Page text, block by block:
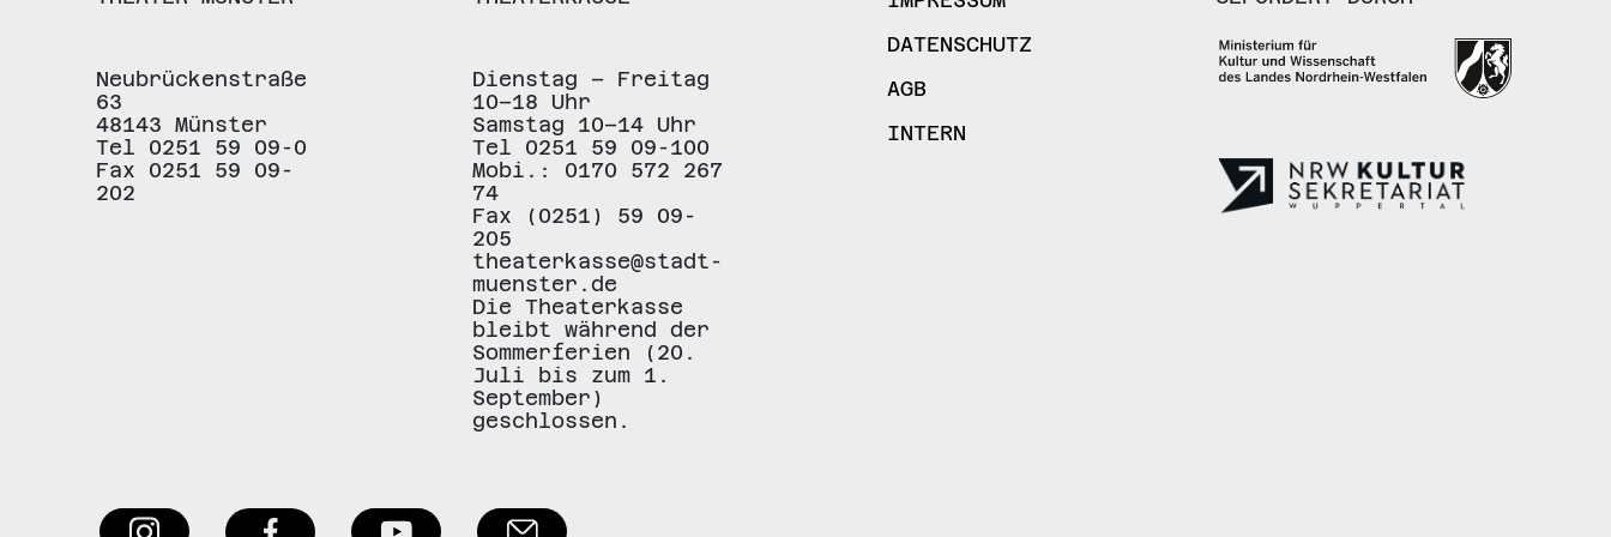
Neubrückenstraße
63
48143 Münster
Tel 0251 59 09-0
Fax 0251 59 09-
202
Dienstag – Freitag
10–18 Uhr
Samstag 10–14 Uhr
Tel 0251 59 09-100
Mobi.: 0170 572 267
74
Fax (0251) 59 09-
205
theaterkasse@stadt-
muenster.de
Die Theaterkasse
bleibt während der
Sommerferien (20.
Juli bis zum 1.
September)
geschlossen.
DATENSCHUTZ
AGB
INTERN